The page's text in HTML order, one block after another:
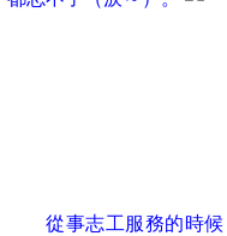
從事志工服務的時